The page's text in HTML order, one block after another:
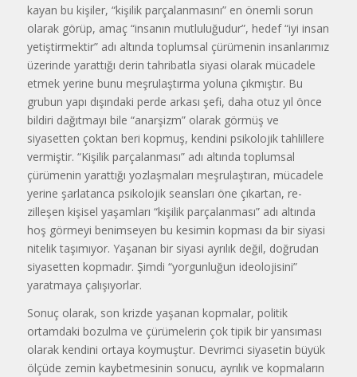
kayan bu kişiler, “kişilik parçalan­masını” en önemli sorun
olarak gö­rüp, amaç “insanın mutluluğudur”, hedef “iyi insan
yetiştirmektir” adı altında toplumsal çürümenin insan­larımız
üzerinde yarattığı derin tah­ribatla siyasi olarak mücadele
etmek yerine bunu meşrulaştırma yoluna çıkmıştır. Bu
grubun yapı dışındaki perde arkası şefi, daha otuz yıl önce
bildiri dağıtmayı bile “anarşizm” o­larak görmüş ve
siyasetten çoktan beri kopmuş, kendini psikolojik tah­lillere
vermiştir. “Kişilik parçalan­ması” adı altında toplumsal
çürüme­nin yarattığı yozlaşmaları meşrulaş­tıran, mücadele
yerine şarlatanca psikolojik seansları öne çıkartan, re­
zilleşen kişisel yaşamları “kişilik parçalanması” adı altında
hoş gör­meyi benimseyen bu kesimin kop­ması da bir siyasi
nitelik taşımıyor. Yaşanan bir siyasi ayrılık değil, doğ­rudan
siyasetten kopmadır. Şimdi “yorgunluğun ideolojisini”
yaratma­ya çalışıyorlar.
Sonuç olarak, son krizde yaşa­nan kopmalar, politik
ortamdaki bo­zulma ve çürümelerin çok tipik bir yansıması
olarak kendini ortaya koy­muştur. Devrimci siyasetin büyük
ölçüde zemin kaybetmesinin sonucu, ayrılık ve kopmaların